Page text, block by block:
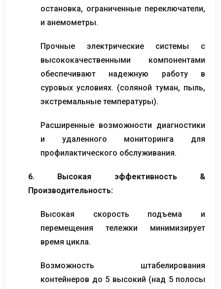
остановка, ограниченные переключатели,
и анемометры.
Прочные электрические системы с
высококачественными компонентами
обеспечивают надежную работу в
суровых условиях. (соляной туман, пыль,
экстремальные температуры).
Расширенные возможности диагностики
и удаленного мониторинга для
профилактического обслуживания.
6. Высокая эффективность &
Производительность:
Высокая скорость подъема и
перемещения тележки минимизирует
время цикла.
Возможность штабелирования
контейнеров до 5 высокий (над 5 полосы